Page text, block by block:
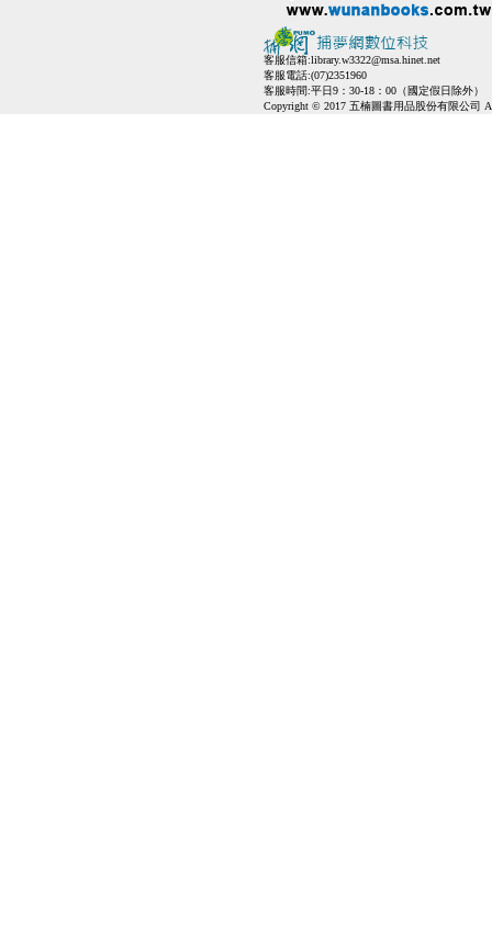
客服信箱:library.w3322@msa.hinet.net
客服電話:(07)2351960
客服時間:平日9：30-18：00（國定假日除外）
Copyright © 2017 五楠圖書用品股份有限公司